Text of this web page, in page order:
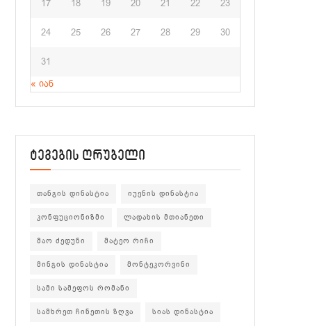
17 18 19 20 21 22 23
24 25 26 27 28 29 30
31
« იან
ტეგების ღრუბელი
თანგის დინასტია იუენის დინასტია
კონფუციონიზმი ლადახის მთიანეთი
მაო ძედუნი მატეო რიჩი
მინგის დინასტია მონტეკორვინი
სამი სამეფოს რომანი
სამხრეთ ჩინეთის ზღვა სიას დინასტია